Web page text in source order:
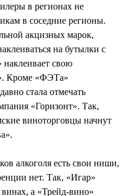
в регионах не
в соседние регионы.
акцизных марок,
на бутылки с
свою
Кроме «ФЭТа»
стала отмечать
«Горизонт». Так,
виноторговцы начнут
алкоголя есть свои ниши,
нет. Так, «Игар»
а «Трейд-вино»